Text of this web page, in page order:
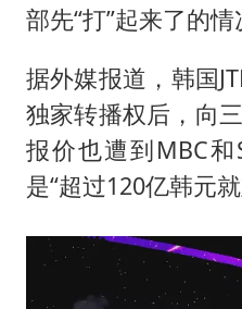
部先“打”起来了的情
据外媒报道，韩国
独家转播权后，向
报价也遭到MBC
是“超过120亿韩元就